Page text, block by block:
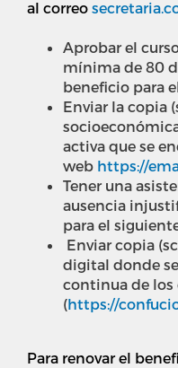
al correo
Aprobar el
mínima de 80
beneficio para
Enviar la copia
activa que se
web https://
Tener una
ausencia
para el
Enviar copia
digital donde
continua de los
(https://
Para renovar el